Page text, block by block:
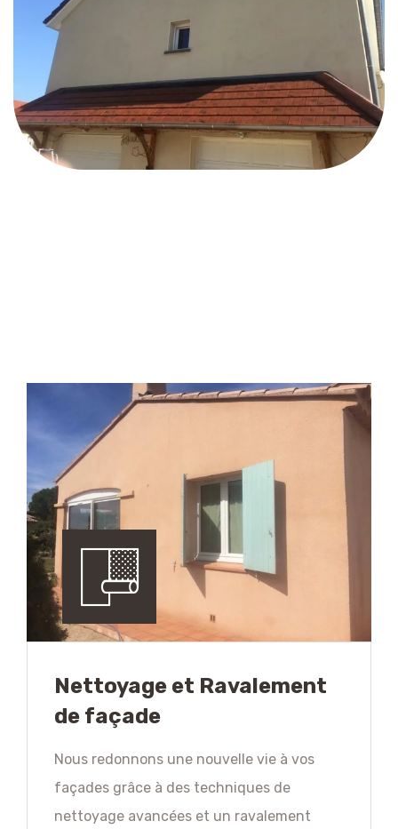
Nettoyage et Ravalement
de façade
Nous redonnons une nouvelle vie à vos
façades grâce à des techniques de
nettoyage avancées et un ravalement